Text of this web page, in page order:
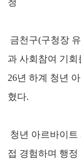
금천구(구청장
과 사회참여 기회
26년 하계 청년
혔다.
청년 아르바이트
접 경험하며 행